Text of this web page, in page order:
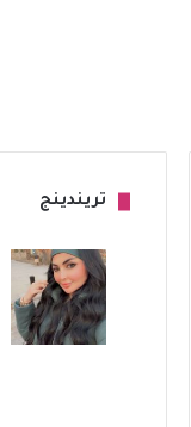
تريندينج